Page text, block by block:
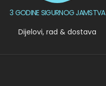
3 GODINE SIGURNOG JAMSTVA
Dijelovi, rad & dostava